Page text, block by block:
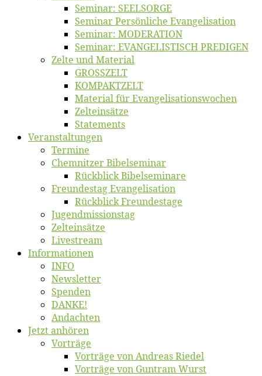
Se­mi­nar: SEELSORGE
Se­mi­nar Per­sön­li­che Evangelisation
Se­mi­nar: MODERATION
Se­mi­nar: EVANGELISTISCH PREDIGEN
Zel­te und Material
GROSSZELT
KOMPAKTZELT
Ma­te­ri­al für Evangelisationswochen
Zelt­ein­sät­ze
State­ments
Ver­an­stal­tun­gen
Ter­mi­ne
Chemnit­zer Bibelseminar
Rück­blick Bibelseminare
Freun­des­tag Evangelisation
Rück­blick Freundestage
Jugend­mis­sions­tag
Zelt­ein­sät­ze
Live­stream
Informatio­nen
INFO
News­let­ter
Spen­den
DANKE!
An­dach­ten
Jetzt an­hö­ren
Vor­trä­ge
Vor­trä­ge von An­dre­as Riedel
Vor­trä­ge von Gun­tram Wurst